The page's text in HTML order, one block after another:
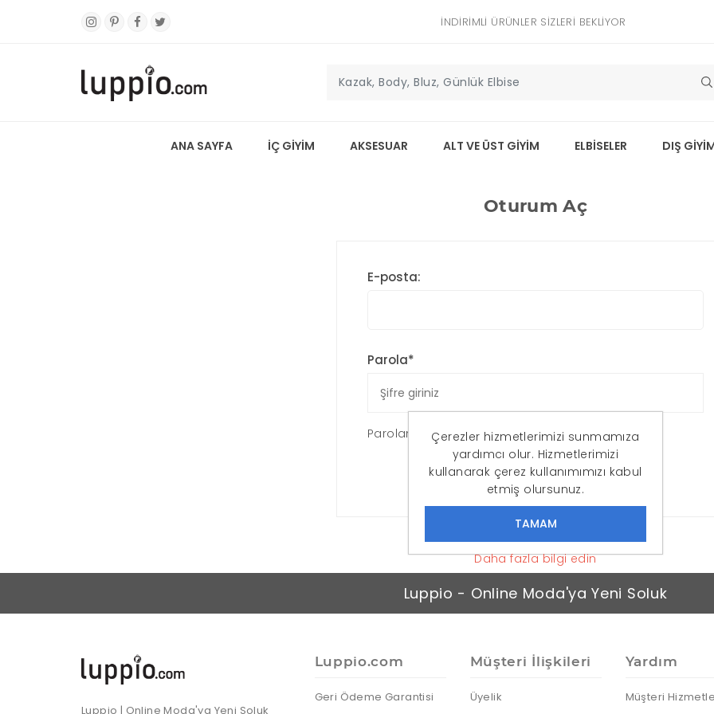
İNDIRIMLI ÜRÜNLER SIZLERI BEKLIYOR
ANA SAYFA İÇ GİYİM AKSESUAR ALT VE ÜST GİYİM ELBİSELER DIŞ
Oturum Aç
E-posta:
Parola*
Parolanızı mı unuttunuz?
OTURUM AÇ
Luppio - Online Moda'ya Yeni Soluk
Luppio | Online Moda'ya Yeni Soluk
Luppio.com
Geri Ödeme Garantisi
Müşteri İlişkileri
Üyelik
Yardım
Müşteri
Çerezler hizmetlerimizi sunmamıza
yardımcı olur. Hizmetlerimizi
kullanarak çerez kullanımımızı kabul
etmiş olursunuz.
Daha fazla bilgi edin